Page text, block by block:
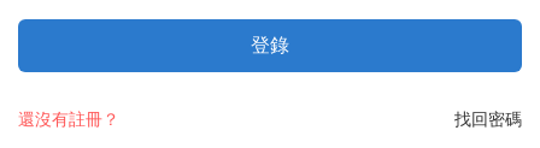
登錄
找回密碼
還沒有註冊？